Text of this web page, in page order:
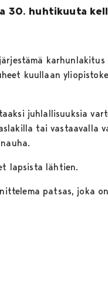
30. huhtikuuta
järjestämä
kuullaan
juhlallisuuksia
tai vastaavalla
lapsista lähtien.
patsas, joka